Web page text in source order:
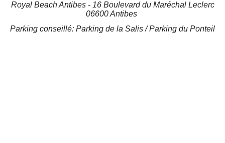
Royal Beach Antibes - 16 Boulevard du Maréchal Leclerc
06600 Antibes
Parking conseillé: Parking de la Salis / Parking du Ponteil